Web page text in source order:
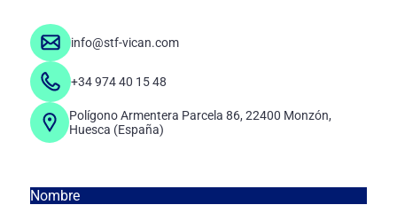
info@stf-vican.com
+34 974 40 15 48
Polígono Armentera Parcela 86, 22400 Monzón,
Huesca (España)
Nombre